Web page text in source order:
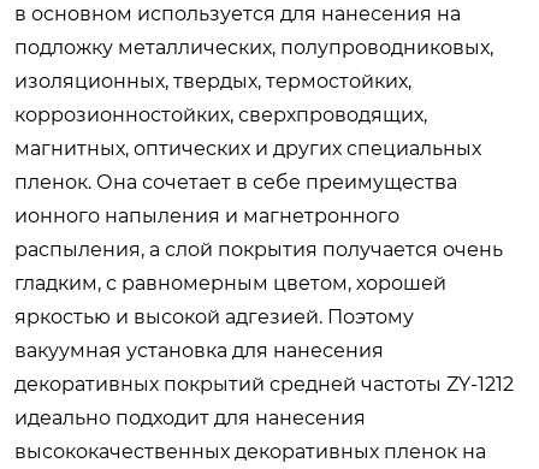
в основном используется для нанесения на
подложку металлических, полупроводниковых,
изоляционных, твердых, термостойких,
коррозионностойких, сверхпроводящих,
магнитных, оптических и других специальных
пленок. Она сочетает в себе преимущества
ионного напыления и магнетронного
распыления, а слой покрытия получается очень
гладким, с равномерным цветом, хорошей
яркостью и высокой адгезией. Поэтому
вакуумная установка для нанесения
декоративных покрытий средней частоты ZY-1212
идеально подходит для нанесения
высококачественных декоративных пленок на